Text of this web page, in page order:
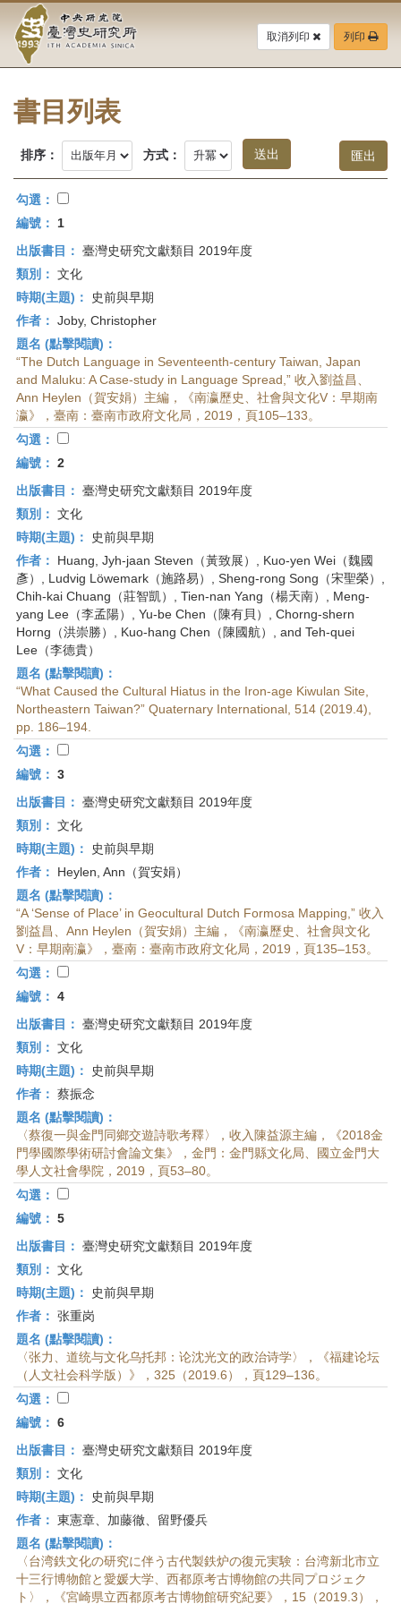
要
中
央
研
究
院-
臺
灣
史
研
究
所-
首
頁
取消列印 列印
書目列表
排序： 方式：
勾選：
編號：
1
出版書目： 臺灣史研究文獻類目 2019年度
類別： 文化
時期(主題)：
史前與早期
作者： Joby, Christopher
題名 (點擊閱讀)：
“The Dutch Language in Seventeenth-century Taiwan, Japan
and Maluku: A Case-study in Language Spread,” 收入劉益昌、
Ann Heylen（賀安娟）主編，《南瀛歷史、社會與文化V：早期南
瀛》，臺南：臺南市政府文化局，2019，頁105–133。
勾選：
編號： 2
出版書目： 臺灣史研究文獻類目 2019年度
類別： 文化
時期(主題)：
史前與早期
作者：
Huang, Jyh-jaan Steven（黃致展）, Kuo-yen Wei（魏國
彥）, Ludvig Löwemark（施路易）, Sheng-rong Song（宋聖榮）,
Chih-kai Chuang（莊智凱）, Tien-nan Yang（楊天南）, Meng-
yang Lee（李孟陽）, Yu-be Chen（陳有貝）, Chorng-shern
Horng（洪崇勝）, Kuo-hang Chen（陳國航）, and Teh-quei
Lee（李德貴）
題名 (點擊閱讀)：
“What Caused the Cultural Hiatus in the Iron-age Kiwulan Site,
Northeastern Taiwan?” Quaternary International, 514 (2019.4),
pp. 186–194.
勾選：
編號： 3
出版書目： 臺灣史研究文獻類目 2019年度
類別： 文化
時期(主題)：
史前與早期
作者：
Heylen, Ann（賀安娟）
題名 (點擊閱讀)：
“A ‘Sense of Place’ in Geocultural Dutch Formosa Mapping,” 收入
劉益昌、Ann Heylen（賀安娟）主編，《南瀛歷史、社會與文化
V：早期南瀛》，臺南：臺南市政府文化局，2019，頁135–153。
勾選：
編號： 4
出版書目： 臺灣史研究文獻類目 2019年度
類別： 文化
時期(主題)：
史前與早期
作者： 蔡振念
題名 (點擊閱讀)：
〈蔡復一與金門同鄉交遊詩歌考釋〉，收入陳益源主編，《2018金
門學國際學術研討會論文集》，金門：金門縣文化局、國立金門大
學人文社會學院，2019，頁53–80。
勾選：
編號： 5
出版書目： 臺灣史研究文獻類目 2019年度
類別： 文化
時期(主題)：
史前與早期
作者： 张重岗
題名 (點擊閱讀)：
〈张力、道统与文化乌托邦：论沈光文的政治诗学〉，《福建论坛
（人文社会科学版）》，325（2019.6），頁129–136。
勾選：
編號： 6
出版書目： 臺灣史研究文獻類目 2019年度
類別： 文化
時期(主題)：
史前與早期
作者： 東憲章、加藤徹、留野優兵
題名 (點擊閱讀)：
〈台湾鉄文化の研究に伴う古代製鉄炉の復元実験：台湾新北市立
十三行博物館と愛媛大学、西都原考古博物館の共同プロジェク
ト〉，《宮崎県立西都原考古博物館研究紀要》，15（2019.3），